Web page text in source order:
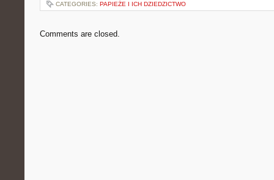
CATEGORIES: PAPIEŻE I ICH DZIEDZICTWO
Comments are closed.